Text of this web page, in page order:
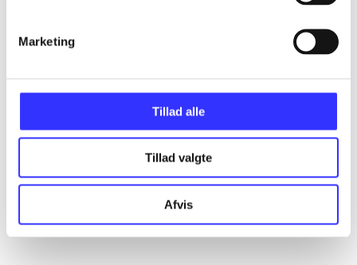
Marketing
Tillad alle
Tillad valgte
Afvis
Artikler